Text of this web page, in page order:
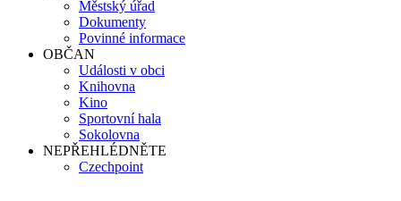
Městský úřad
Dokumenty
Povinné informace
OBČAN
Události v obci
Knihovna
Kino
Sportovní hala
Sokolovna
NEPŘEHLÉDNĚTE
Czechpoint